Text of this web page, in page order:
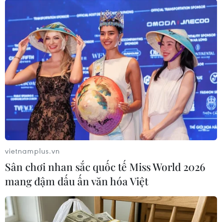
xảy ra sạt lở lớn]
Báo cáo với Phó Thủ tướng Thường trực Trương
Hòa Bình, ông Trần Anh Thư, Phó Chủ tịch Ủy
ban Nhân dân tỉnh An Giang cho biết Quốc lộ 91
là tuyến đường độc đạo từ thành phố Long
Xuyên đi thành phố Châu Đốc (An Giang) qua
khu vực biên giới Campuchia.
vietnamplus.vn
Sân chơi nhan sắc quốc tế Miss World 2026
mang đậm dấu ấn văn hóa Việt